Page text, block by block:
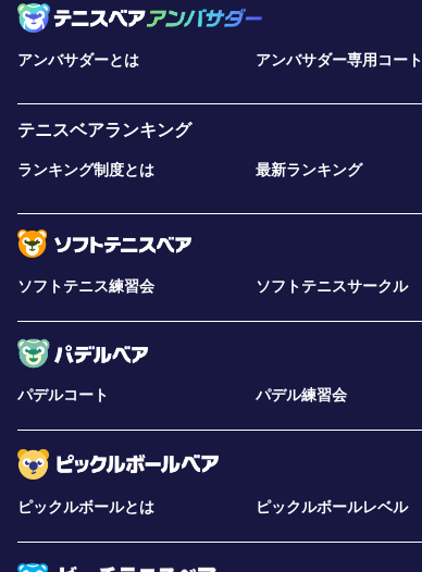
アンバサダーとは アンバサダー専用コート
テニスベアランキング
ランキング制度とは 最新ランキング
ソフトテニス練習会 ソフトテニスサークル
パデルコート パデル練習会
ピックルボールとは ピックルボールレベル